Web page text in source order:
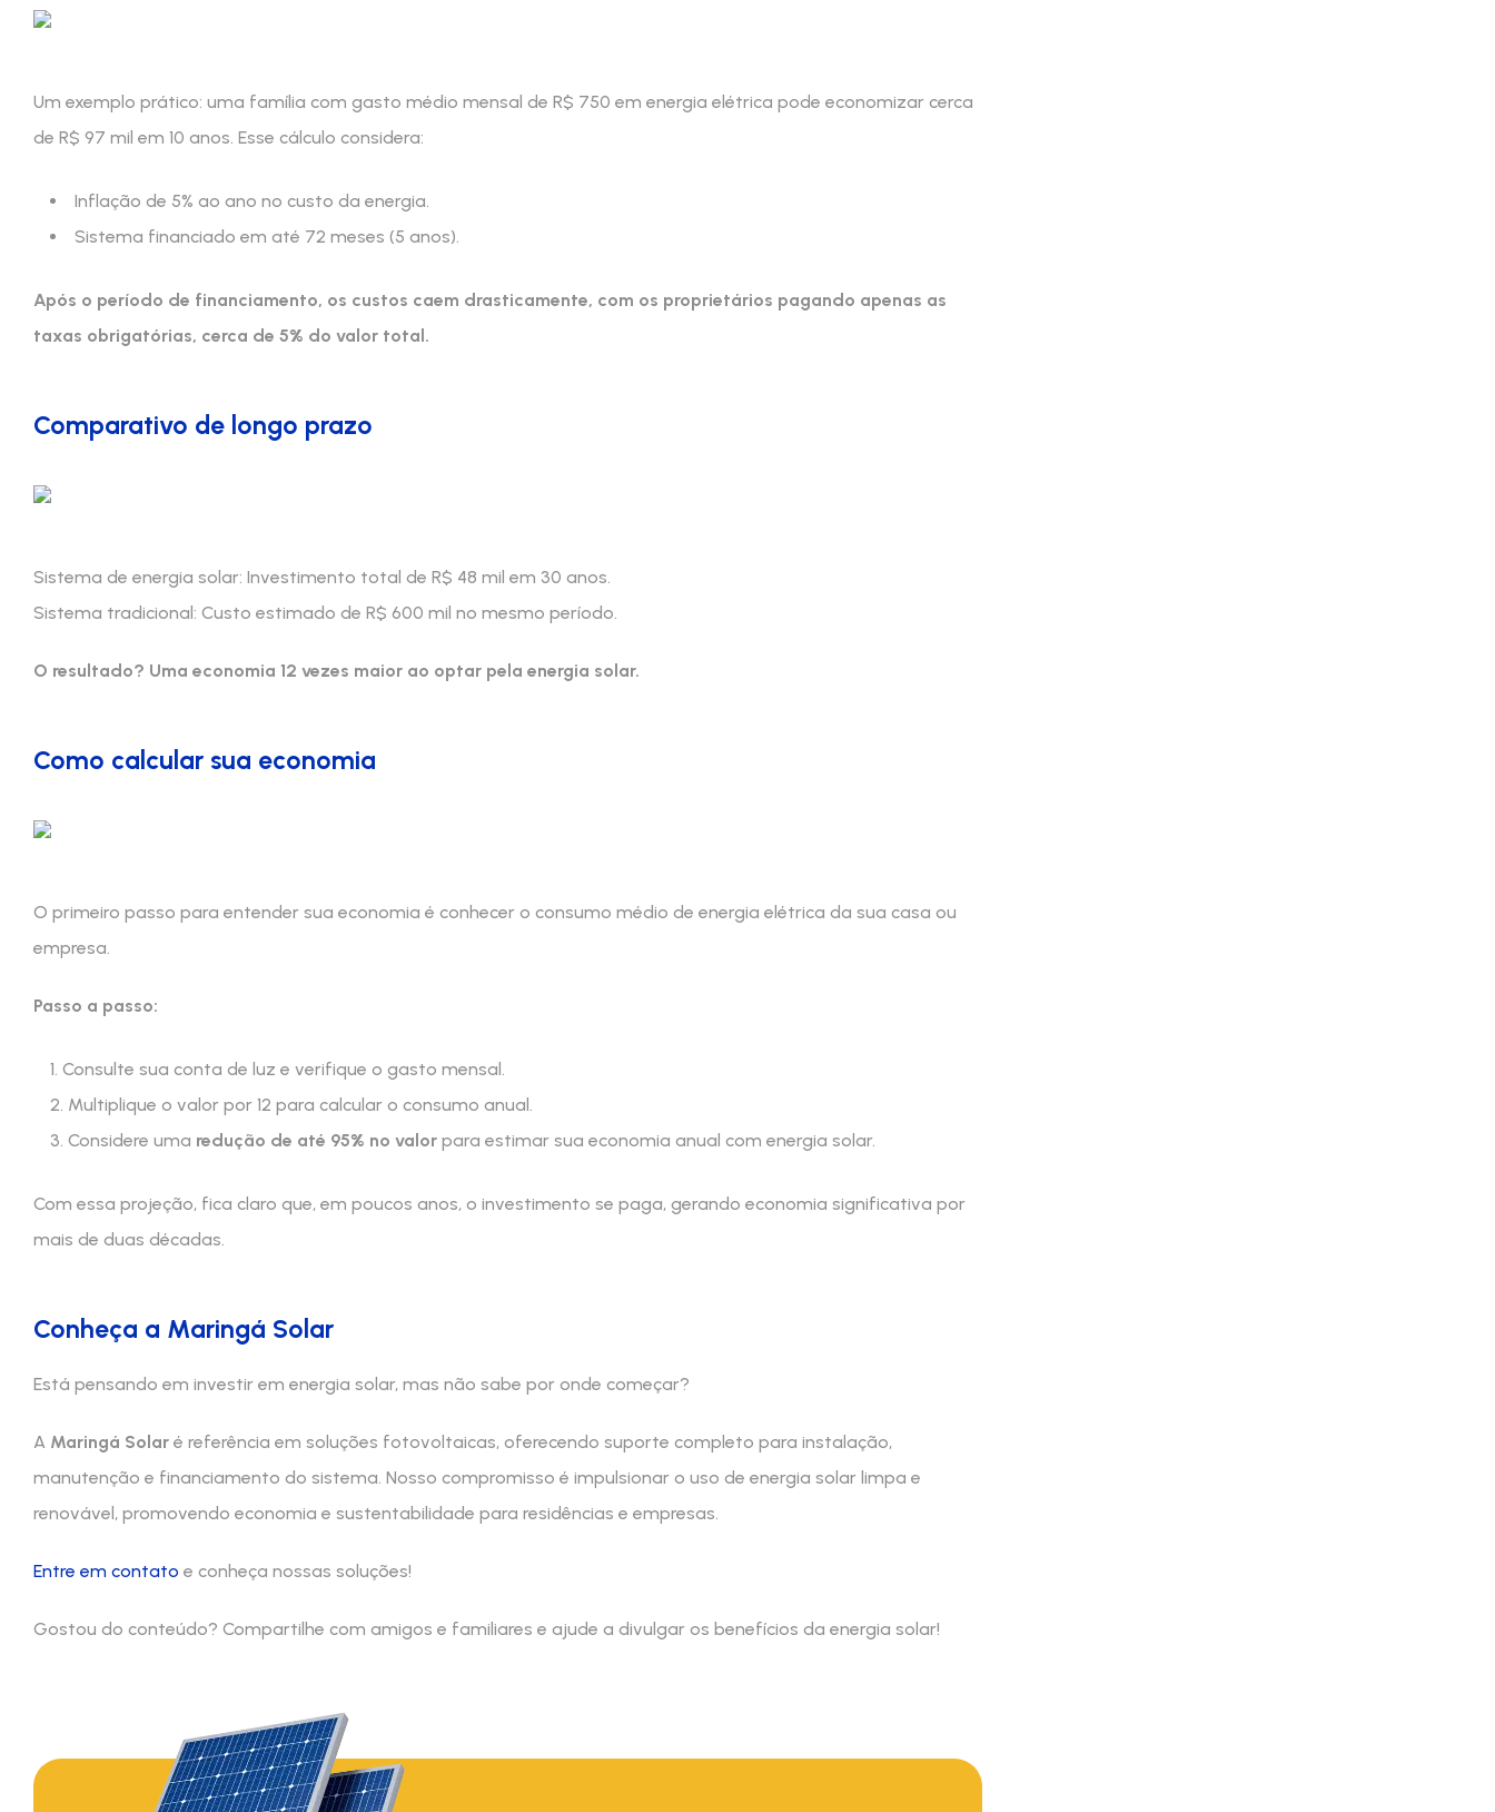
Um exemplo prático: uma família com gasto médio mensal de R$ 750 em energia elétrica pode economizar cerca
de R$ 97 mil em 10 anos. Esse cálculo considera:
Inflação de 5% ao ano no custo da energia.
Sistema financiado em até 72 meses (5 anos).
Após o período de financiamento, os custos caem drasticamente, com os proprietários pagando apenas as
taxas obrigatórias, cerca de 5% do valor total.
Comparativo de longo prazo
Sistema de energia solar: Investimento total de R$ 48 mil em 30 anos.
Sistema tradicional: Custo estimado de R$ 600 mil no mesmo período.
O resultado? Uma economia 12 vezes maior ao optar pela energia solar.
Como calcular sua economia
O primeiro passo para entender sua economia é conhecer o consumo médio de energia elétrica da sua casa ou
empresa.
Passo a passo:
Consulte sua conta de luz e verifique o gasto mensal.
Multiplique o valor por 12 para calcular o consumo anual.
Considere uma redução de até 95% no valor para estimar sua economia anual com energia solar.
Com essa projeção, fica claro que, em poucos anos, o investimento se paga, gerando economia significativa por
mais de duas décadas.
Conheça a Maringá Solar
Está pensando em investir em energia solar, mas não sabe por onde começar?
A Maringá Solar é referência em soluções fotovoltaicas, oferecendo suporte completo para instalação,
manutenção e financiamento do sistema. Nosso compromisso é impulsionar o uso de energia solar limpa e
renovável, promovendo economia e sustentabilidade para residências e empresas.
Entre em contato e conheça nossas soluções!
Gostou do conteúdo? Compartilhe com amigos e familiares e ajude a divulgar os benefícios da energia solar!